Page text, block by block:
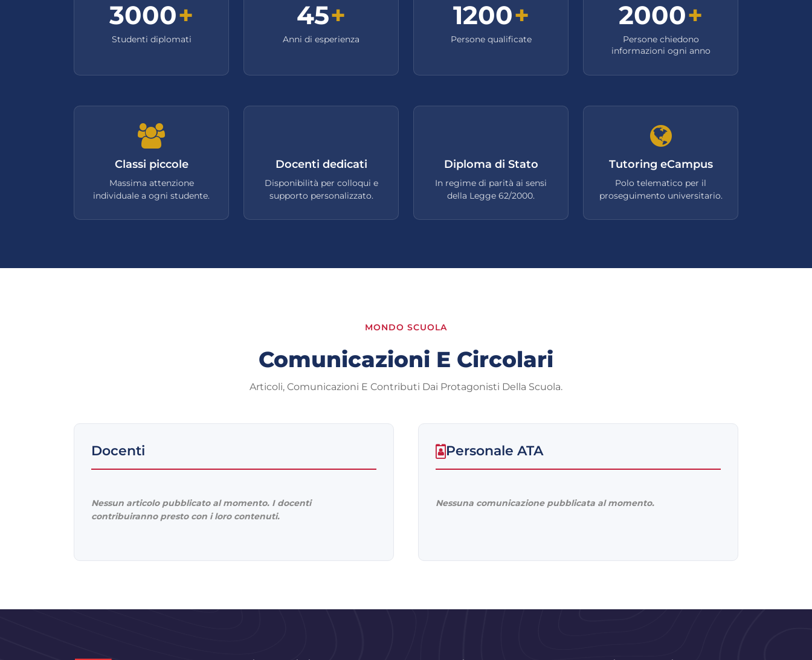
3000+
Studenti diplomati
45+
Anni di esperienza
1200+
Persone qualificate
2000+
Persone chiedono
informazioni ogni anno
Classi piccole
Massima attenzione
individuale a ogni studente.
Docenti dedicati
Disponibilità per colloqui e
supporto personalizzato.
Diploma di Stato
In regime di parità ai sensi
della Legge 62/2000.
Tutoring eCampus
Polo telematico per il
proseguimento universitario.
MONDO SCUOLA
Comunicazioni E Circolari
Articoli, Comunicazioni E Contributi Dai Protagonisti Della Scuola.
Docenti
Nessun articolo pubblicato al momento. I docenti
contribuiranno presto con i loro contenuti.
Personale ATA
Nessuna comunicazione pubblicata al momento.